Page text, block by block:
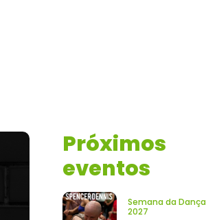
Próximos
eventos
Semana da Dança
2027